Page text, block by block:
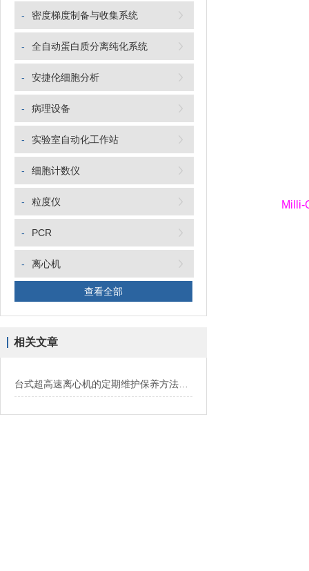
- 密度梯度制备与收集系统
- 全自动蛋白质分离纯化系统
- 安捷伦细胞分析
- 病理设备
- 实验室自动化工作站
- 细胞计数仪
- 粒度仪
- PCR
- 离心机
查看全部
相关文章
Milli-